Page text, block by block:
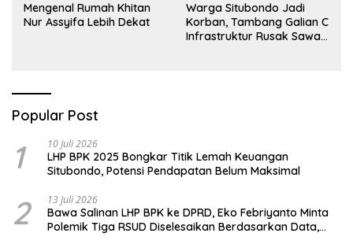
Mengenal Rumah Khitan
Nur Assyifa Lebih Dekat
Warga Situbondo Jadi
Korban, Tambang Galian C
Infrastruktur Rusak Sawah
Popular Post
1 10 Juli 2026
LHP BPK 2025 Bongkar Titik Lemah Keuangan
Situbondo, Potensi Pendapatan Belum Maksimal
2 13 Juli 2026
Bawa Salinan LHP BPK ke DPRD, Eko Febriyanto Minta
Polemik Tiga RSUD Diselesaikan Berdasarkan Data,